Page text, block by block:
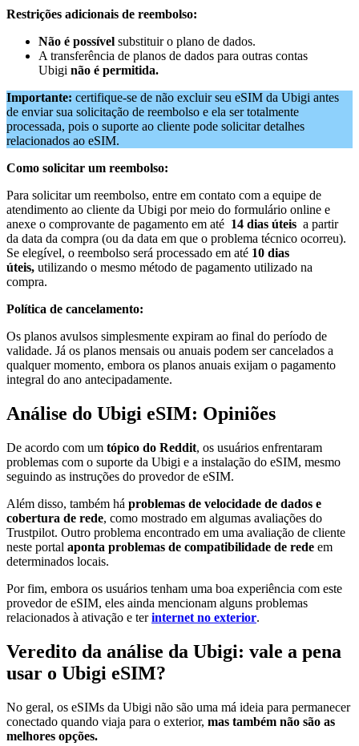
Restrições adicionais de reembolso:
Não é possível substituir o plano de dados.
A transferência de planos de dados para outras contas
Ubigi não é permitida.
Importante: certifique-se de não excluir seu eSIM da Ubigi antes
de enviar sua solicitação de reembolso e ela ser totalmente
processada, pois o suporte ao cliente pode solicitar detalhes
relacionados ao eSIM.
Como solicitar um reembolso:
Para solicitar um reembolso, entre em contato com a equipe de
atendimento ao cliente da Ubigi por meio do formulário online e
anexe o comprovante de pagamento em até 14 dias úteis a partir
da data da compra (ou da data em que o problema técnico ocorreu).
Se elegível, o reembolso será processado em até 10 dias
úteis, utilizando o mesmo método de pagamento utilizado na
compra.
Política de cancelamento:
Os planos avulsos simplesmente expiram ao final do período de
validade. Já os planos mensais ou anuais podem ser cancelados a
qualquer momento, embora os planos anuais exijam o pagamento
integral do ano antecipadamente.
Análise do Ubigi eSIM: Opiniões
De acordo com um tópico do Reddit, os usuários enfrentaram
problemas com o suporte da Ubigi e a instalação do eSIM, mesmo
seguindo as instruções do provedor de eSIM.
Além disso, também há problemas de velocidade de dados e
cobertura de rede, como mostrado em algumas avaliações do
Trustpilot. Outro problema encontrado em uma avaliação de cliente
neste portal aponta problemas de compatibilidade de rede em
determinados locais.
Por fim, embora os usuários tenham uma boa experiência com este
provedor de eSIM, eles ainda mencionam alguns problemas
relacionados à ativação e terinternet no exterior.
Veredito da análise da Ubigi: vale a pena
usar o Ubigi eSIM?
No geral, os eSIMs da Ubigi não são uma má ideia para permanecer
conectado quando viaja para o exterior, mas também não são as
melhores opções.